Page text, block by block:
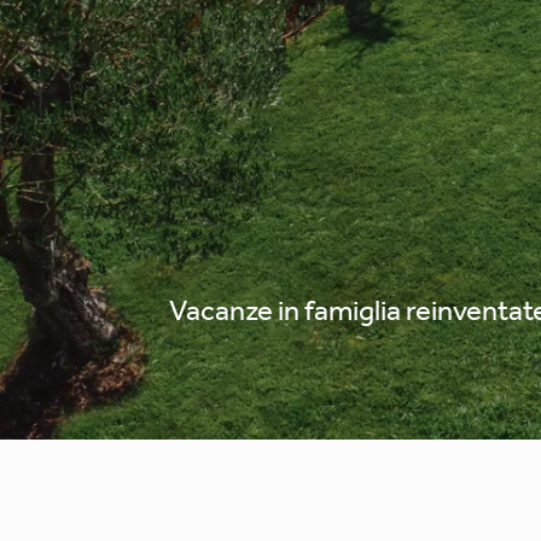
Porto Sani
Vacanze in famiglia